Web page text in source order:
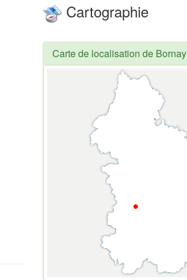
Cartographie
Carte de localisation de Bornay